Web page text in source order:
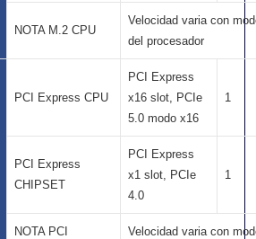
NOTA M.2 CPU
Velocidad varia con
del procesador
PCI Express CPU
PCI Express
x16 slot, PCIe
5.0 modo x16
1
PCI Express
CHIPSET
PCI Express
x1 slot, PCIe
4.0
1
NOTA PCI
Velocidad varia con